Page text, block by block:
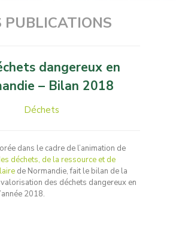
PUBLICATIONS
dangereux en
– Bilan 2018
Déchets
dans le cadre de l’animation de
déchets, de la ressource et de
de Normandie, fait le bilan de la
des déchets dangereux en
2018.